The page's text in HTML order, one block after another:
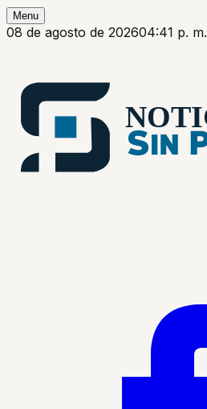
Menu
08 de agosto de 202604:41 p. m.